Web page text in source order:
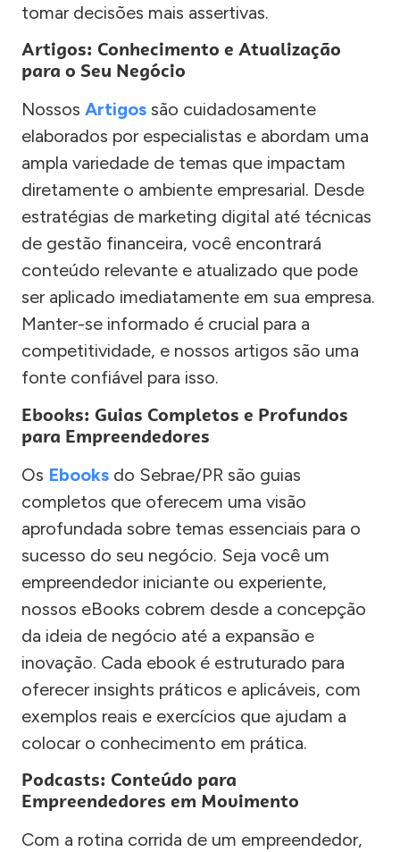
tomar decisões mais assertivas.
Artigos: Conhecimento e Atualização
para o Seu Negócio
Nossos Artigos são cuidadosamente
elaborados por especialistas e abordam uma
ampla variedade de temas que impactam
diretamente o ambiente empresarial. Desde
estratégias de marketing digital até técnicas
de gestão financeira, você encontrará
conteúdo relevante e atualizado que pode
ser aplicado imediatamente em sua empresa.
Manter-se informado é crucial para a
competitividade, e nossos artigos são uma
fonte confiável para isso.
Ebooks: Guias Completos e Profundos
para Empreendedores
Os Ebooks do Sebrae/PR são guias
completos que oferecem uma visão
aprofundada sobre temas essenciais para o
sucesso do seu negócio. Seja você um
empreendedor iniciante ou experiente,
nossos eBooks cobrem desde a concepção
da ideia de negócio até a expansão e
inovação. Cada ebook é estruturado para
oferecer insights práticos e aplicáveis, com
exemplos reais e exercícios que ajudam a
colocar o conhecimento em prática.
Podcasts: Conteúdo para
Empreendedores em Movimento
Com a rotina corrida de um empreendedor,